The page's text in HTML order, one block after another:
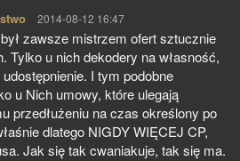
pisze:
2014-08-12 16:47
zawsze mistrzem ofert sztucznie
Tylko u nich dekodery na własność,
I tym podobne
u Nich umowy, które ulegają
przedłużeniu na czas określony po
dlatego NIGDY WIĘCEJ CP,
Jak się tak cwaniakuje, tak się ma.